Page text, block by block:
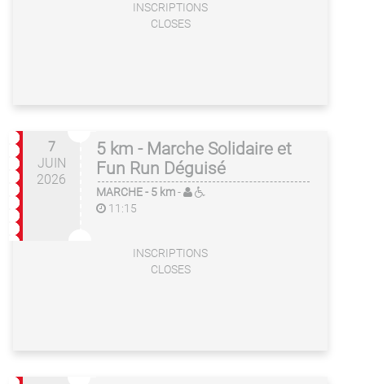
INSCRIPTIONS
CLOSES
7
JUIN
2026
5 km - Marche Solidaire et
Fun Run Déguisé
MARCHE- 5 km-
11:15
INSCRIPTIONS
CLOSES